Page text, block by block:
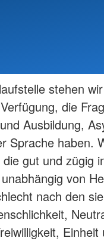
stehen
die
Ausbildung,
Sprache haben.
gut und zügig
von
nach den